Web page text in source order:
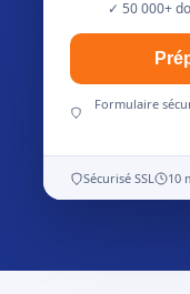
✓ 50 000+
Formulaire
Sécurisé SSL 10